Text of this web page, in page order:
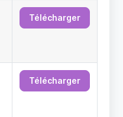
Télécharger
Télécharger